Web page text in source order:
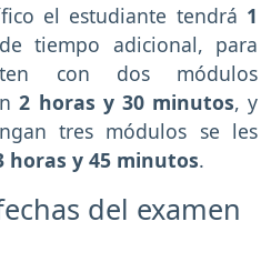
el estudiante tendrá 1
de tiempo adicional, para
con dos módulos
2 horas y 30 minutos, y
tres módulos se les
horas y 45 minutos.
del examen